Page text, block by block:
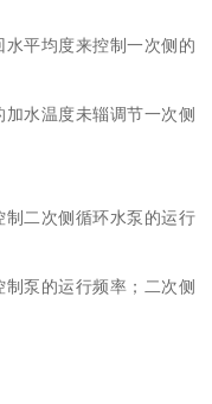
平均度来控制一次侧的
水温度未辎调节一次侧
二次侧循环水泵的运行
泵的运行频率；二次侧